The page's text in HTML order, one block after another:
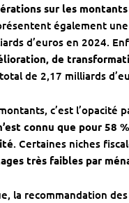
sur les
également
d’euros en 2024.
de
de 2,17 milliards
c’est
connu que pour 58
. Certaines niches
très faibles par
la recommandation